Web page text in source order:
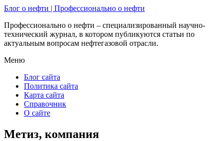
Блог о нефти | Профессионально о нефти
Профессионально о нефти – специализированный научно-
технический журнал, в котором публикуются статьи по
актуальным вопросам нефтегазовой отрасли.
Меню
Блог сайта
Политика сайта
Карта сайта
Справочник
О сайте
Метиз, компания